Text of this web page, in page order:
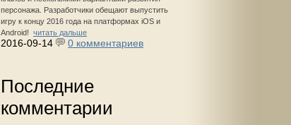
персонажа. Разработчики обещают выпустить
игру к концу 2016 года на платформах iOS и
Android! читать дальше
2016-09-14 0 комментариев
Последние
комментарии